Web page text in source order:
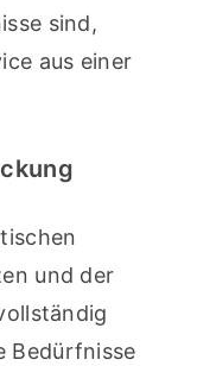
sind,
aus einer
und der
Bedürfnisse